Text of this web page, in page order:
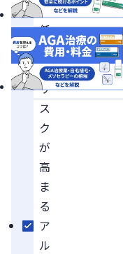
圧
低
下
の
リ
ス
ク
が
高
ま
る
ア
ル